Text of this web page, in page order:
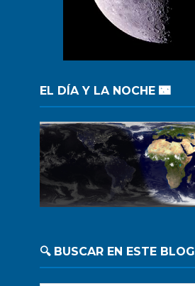
EL DÍA Y LA NOCHE 🌃
🔍 BUSCAR EN ESTE BLOG